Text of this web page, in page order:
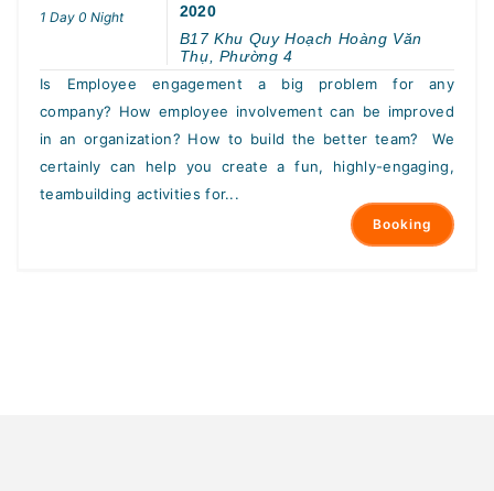
1 Day 0 Night
2020
B17 Khu Quy Hoạch Hoàng Văn
Thụ, Phường 4
Is Employee engagement a big problem for any
company? How employee involvement can be improved
in an organization? How to build the better team? We
certainly can help you create a fun, highly-engaging,
teambuilding activities for...
Booking